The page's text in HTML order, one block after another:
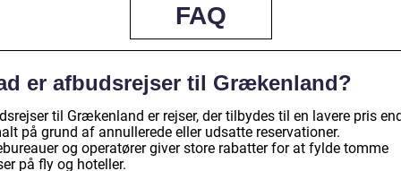
FAQ
er afbudsrejser til Grækenland?
til Grækenland er rejser, der tilbydes til en lavere pris
på grund af annullerede eller udsatte reservationer.
og operatører giver store rabatter for at fylde tomme
på fly og hoteller.